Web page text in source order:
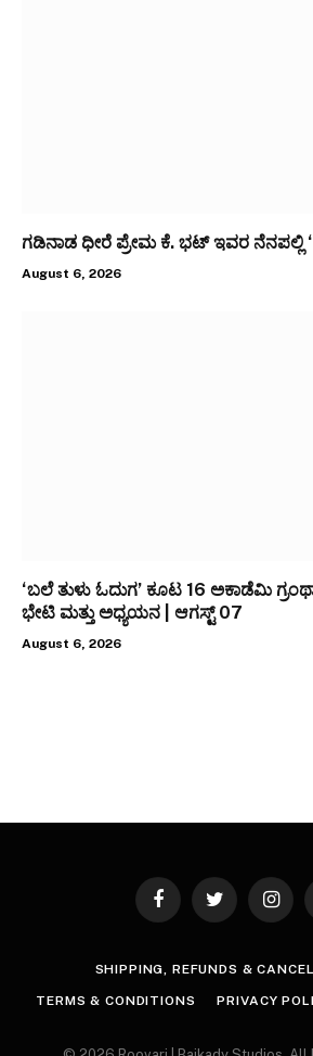
ಗಡಿನಾಡ ಧೀರೆ ಪ್ರೇಮ ಕೆ. ಭಟ್ ಇವರ ನೆನಪಲ್ಲಿ
August 6, 2026
‘ಬಲೆ ತುಳು ಓದುಗ’ ಕೂಟ 16 ಅಕಾಡೆಮಿ
ಭೇಟಿ ಮತ್ತು ಅಧ್ಯಯನ | ಆಗಸ್ಟ್ 07
August 6, 2026
FacebookTwitter
SHIPPING, REFUNDS &
TERMS & CONDITIONS PRIVACY